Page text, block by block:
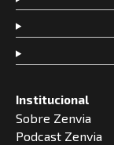
Institucional
Sobre Zenvia
Podcast Zenvia